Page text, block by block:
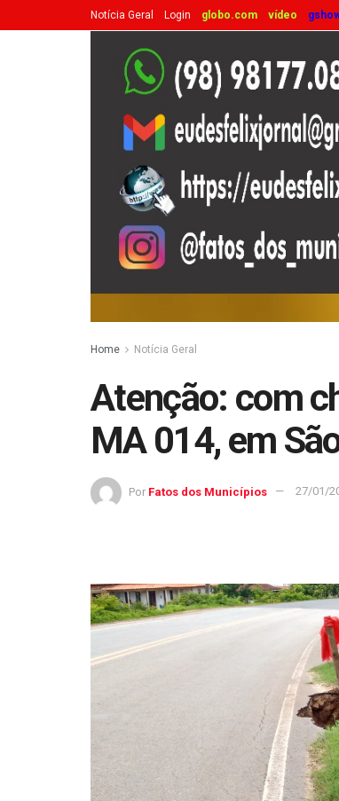
Notícia Geral Login globo.com vídeo
Home Notícia Geral
Atenção: com
MA 014, em
Por Fatos dos Municípios 27/01/